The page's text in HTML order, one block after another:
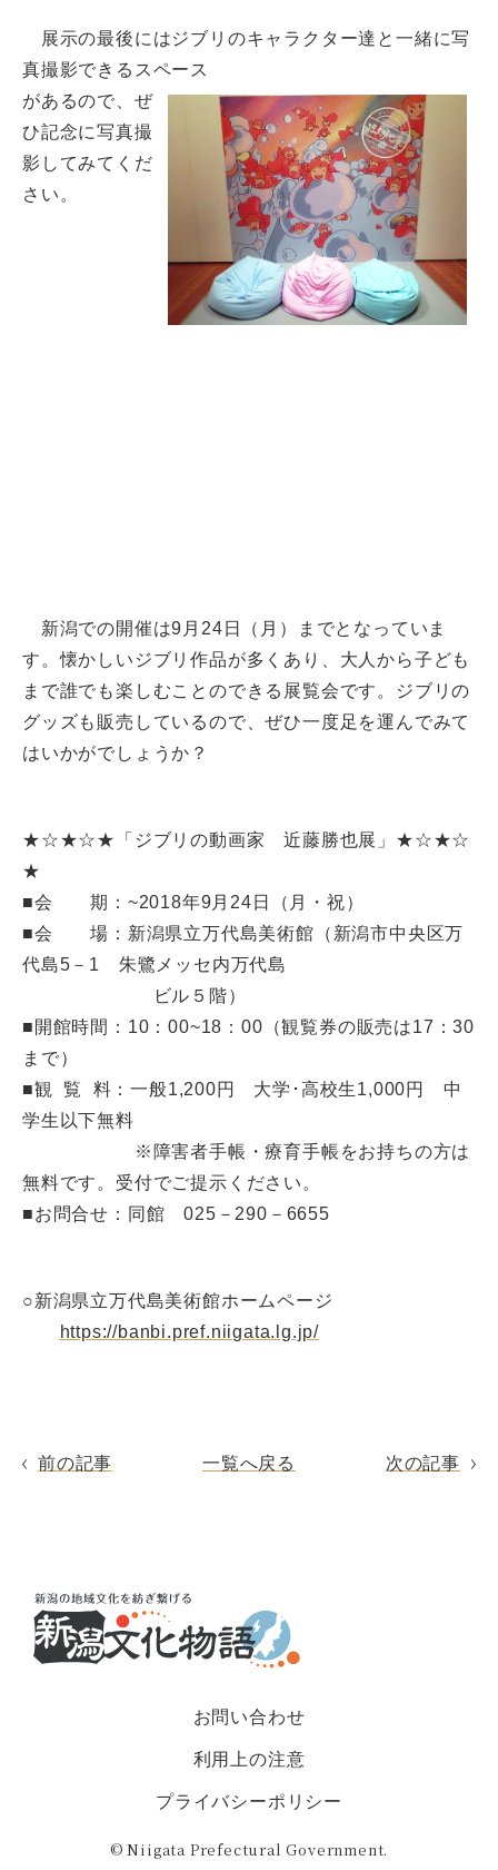
展示の最後にはジブリのキャラクター達と一緒に写
真撮影できるスペース
があるので、ぜ
ひ記念に写真撮
影してみてくだ
さい。
新潟での開催は9月24日（月）までとなっていま
す。懐かしいジブリ作品が多くあり、大人から子ども
まで誰でも楽しむことのできる展覧会です。ジブリの
グッズも販売しているので、ぜひ一度足を運んでみて
はいかがでしょうか？
★☆★☆★「ジブリの動画家 近藤勝也展」★☆★☆
★
■会 期：~2018年9月24日（月・祝）
■会 場：新潟県立万代島美術館（新潟市中央区万
代島5－1 朱鷺メッセ内万代島
ビル５階）
■開館時間：10：00~18：00（観覧券の販売は17：30
まで）
■観 覧 料：一般1,200円 大学･高校生1,000円 中
学生以下無料
※障害者手帳・療育手帳をお持ちの方は
無料です。受付でご提示ください。
■お問合せ：同館 025－290－6655
○新潟県立万代島美術館ホームページ
https://banbi.pref.niigata.lg.jp/
前の記事 一覧へ戻る 次の記事
お問い合わせ
利用上の注意
プライバシーポリシー
© Niigata Prefectural Government.